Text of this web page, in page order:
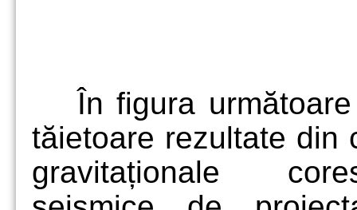
În figura
tăietoare rezultate din
gravitaționale